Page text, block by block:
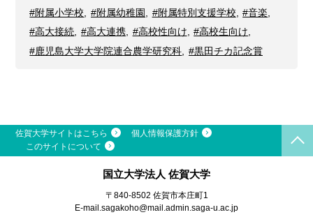
#附属小学校
#附属幼稚園 #附属特別支援学校 #音楽
#高大接続, #高大連携, #高校性向け, #高校生向け,
#鹿児島大学大学院連合農学研究科
#黒田チカ記念賞
佐賀大学サイトはこちら
個人情報保護方針
このサイトについて
国立大学法人 佐賀大学
〒840-8502 佐賀市本庄町1
E-mail.sagakoho@mail.admin.saga-u.ac.jp